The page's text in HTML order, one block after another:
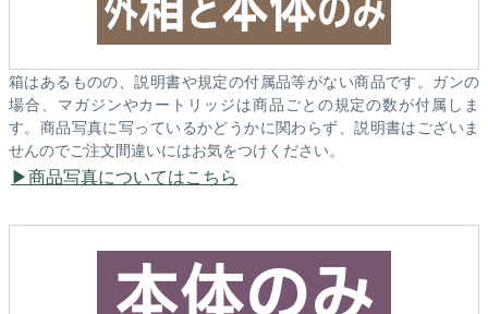
箱はあるものの、説明書や規定の付属品等がない商品です。ガンの
場合、マガジンやカートリッジは商品ごとの規定の数が付属しま
す。商品写真に写っているかどうかに関わらず、説明書はございま
せんのでご注文間違いにはお気をつけください。
商品写真についてはこちら